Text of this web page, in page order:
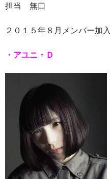
担当 無口
２０１５年８月メンバー加入
・アユニ・Ｄ